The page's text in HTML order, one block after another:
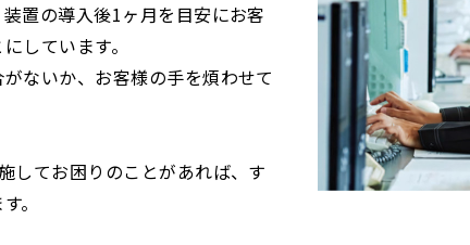
置の導入後1ヶ月を目安にお客
しています。
ないか、お客様の手を煩わせて
してお困りのことがあれば、す
。